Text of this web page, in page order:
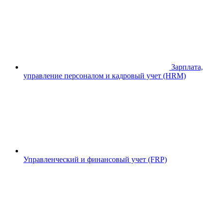
Зарплата,
управление персоналом и кадровый учет (HRM)
Управленческий и финансовый учет (FRP)